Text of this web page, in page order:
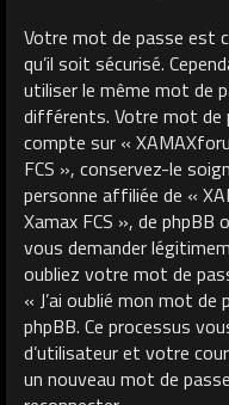
Votre mot de passe est
qu’il soit sécurisé.
utiliser le même mot de
différents. Votre mot de
compte sur «
FCS », conservez-le
personne affiliée de «
Xamax FCS », de phpBB
vous demander
oubliez votre mot de
« J’ai oublié mon mot
phpBB. Ce processus
d’utilisateur et votre
un nouveau mot de